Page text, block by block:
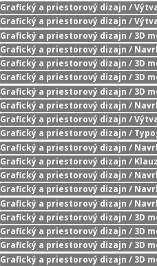
Grafický a priestorový dizajn /
Grafický a priestorový dizajn /
Grafický a priestorový dizajn / 3D
Grafický a priestorový dizajn /
Grafický a priestorový dizajn / 3D
Grafický a priestorový dizajn / 3D
Grafický a priestorový dizajn / 3D
Grafický a priestorový dizajn /
Grafický a priestorový dizajn /
Grafický a priestorový dizajn /
Grafický a priestorový dizajn /
Grafický a priestorový dizajn /
Grafický a priestorový dizajn /
Grafický a priestorový dizajn /
Grafický a priestorový dizajn /
Grafický a priestorový dizajn / 3D
Grafický a priestorový dizajn / 3D
Grafický a priestorový dizajn / 3D
Grafický a priestorový dizajn / 3D